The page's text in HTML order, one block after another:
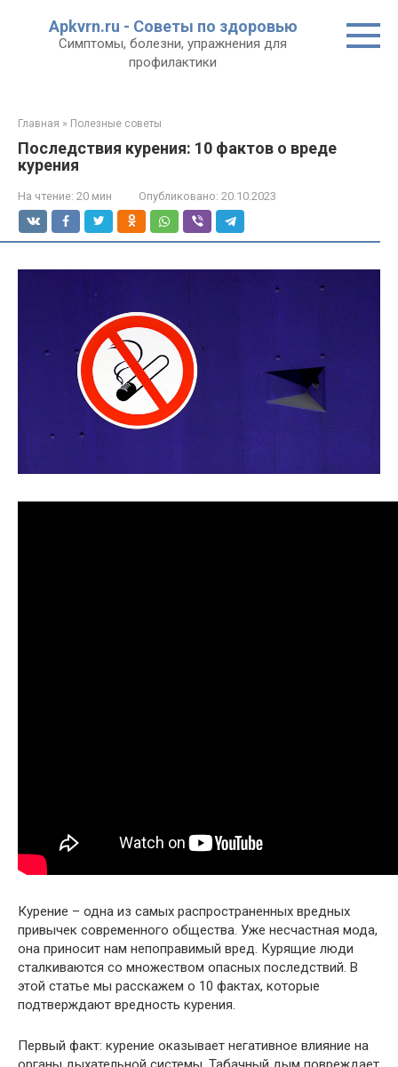
Apkvrn.ru - Советы по здоровью
Симптомы, болезни, упражнения для
профилактики
Главная » Полезные советы
Последствия курения: 10 фактов о вреде
курения
На чтение: 20 мин Опубликовано: 20.10.2023
Курение – одна из самых распространенных вредных
привычек современного общества. Уже несчастная мода,
она приносит нам непоправимый вред. Курящие люди
сталкиваются со множеством опасных последствий. В
этой статье мы расскажем о 10 фактах, которые
подтверждают вредность курения.
Первый факт: курение оказывает негативное влияние на